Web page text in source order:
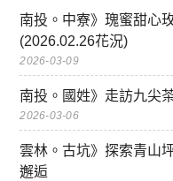
南投。中寮》瑰蜜甜心
(2026.02.26花況)
2026-03-09
南投。國姓》走訪九尖
2026-03-06
雲林。古坑》探索青山
邂逅